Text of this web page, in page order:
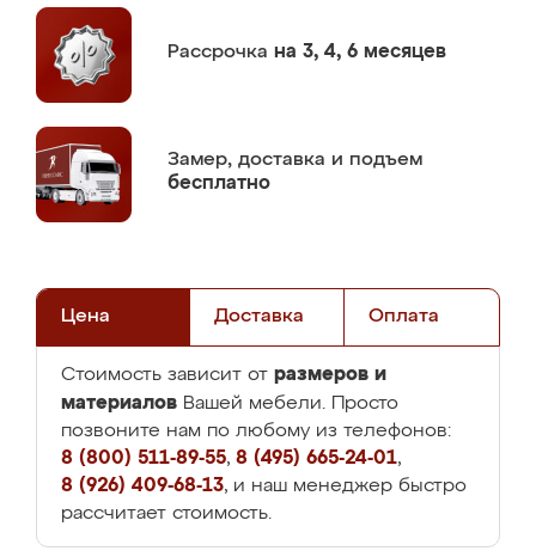
Рассрочка на 3, 4, 6 месяцев
Замер, доставка и подъем
бесплатно
Цена Доставка Оплата
Стоимость зависит от размеров и
материалов Вашей мебели. Просто
позвоните нам по любому из телефонов:
8 (800) 511-89-55, 8 (495) 665-24-01,
8 (926) 409-68-13, и наш менеджер быстро
рассчитает стоимость.